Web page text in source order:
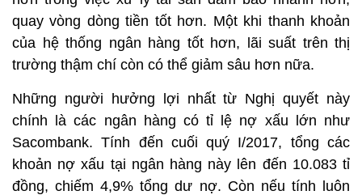
quay vòng dòng tiền tốt hơn. Một khi thanh khoản
của hệ thống ngân hàng tốt hơn, lãi suất trên thị
trường thậm chí còn có thể giảm sâu hơn nữa.
Những người hưởng lợi nhất từ Nghị quyết này
chính là các ngân hàng có tỉ lệ nợ xấu lớn như
Sacombank. Tính đến cuối quý I/2017, tổng các
khoản nợ xấu tại ngân hàng này lên đến 10.083 tỉ
đồng, chiếm 4,9% tổng dư nợ. Còn nếu tính luôn